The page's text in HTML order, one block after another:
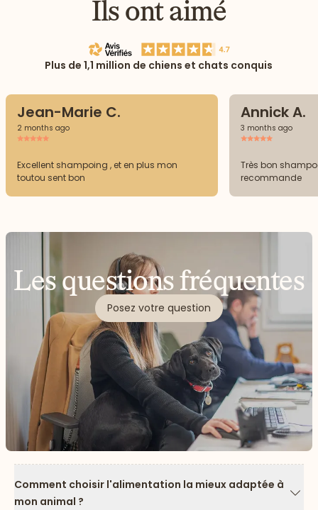
Ils ont aimé
Plus de 1,1 million de chiens et chats conquis
Jean-Marie C.
2 months ago
Excellent shampoing , et en plus mon
toutou sent bon
Annick A.
3 months ago
Très bon
recommande
Les questions fréquentes
Posez votre question
Comment choisir l'alimentation la mieux adaptée à
mon animal ?